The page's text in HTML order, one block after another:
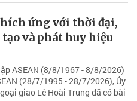
ứng với thời đại,
và phát huy hiệu
ASEAN (8/8/1967 - 8/8/2026)
(28/7/1995 - 28/7/2026), Ủy
giao Lê Hoài Trung đã có bài